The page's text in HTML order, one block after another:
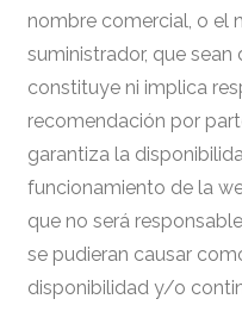
nombre comercial, o el
suministrador, que
constituye ni implica
recomendación por
garantiza la
funcionamiento de la
que no será
se pudieran causar
disponibilidad y/o